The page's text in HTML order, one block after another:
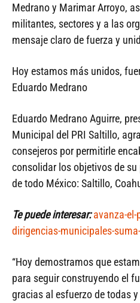
Medrano y Marimar Arroyo,
militantes, sectores y a las
mensaje claro de fuerza y
Hoy estamos más unidos,
Eduardo Medrano
Eduardo Medrano Aguirre,
Municipal del PRI Saltillo,
consejeros por permitirle
consolidar los objetivos de
de todo México: Saltillo,
Te puede interesar: avanza-el-
dirigencias-municipales-
“Hoy demostramos que
para seguir construyendo el
gracias al esfuerzo de todas